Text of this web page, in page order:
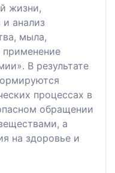
жизни,
анализ
мыла,
В результате
процессах в
обращении
а
на здоровье и